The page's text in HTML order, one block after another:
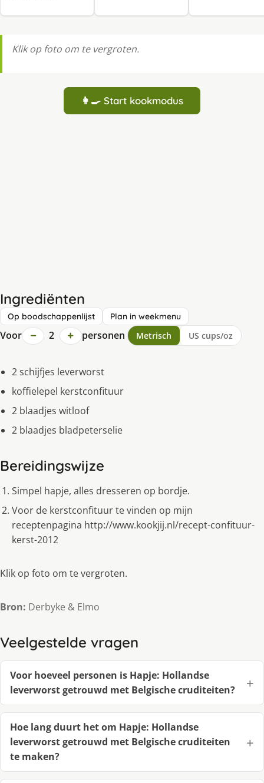
Klik op foto om te vergroten.
👩‍🍳 Start kookmodus
Ingrediënten
Op boodschappenlijst Plan in weekmenu
Voor − 2 + personen Metrisch US cups/oz
2 schijfjes leverworst
koffielepel kerstconfituur
2 blaadjes witloof
2 blaadjes bladpeterselie
Bereidingswijze
Simpel hapje, alles dresseren op bordje.
Voor de kerstconfituur te vinden op mijn
receptenpagina http://www.kookjij.nl/recept-confituur-
kerst-2012
Klik op foto om te vergroten.
Bron: Derbyke & Elmo
Veelgestelde vragen
Voor hoeveel personen is Hapje: Hollandse
leverworst getrouwd met Belgische cruditeiten?
Hoe lang duurt het om Hapje: Hollandse
leverworst getrouwd met Belgische cruditeiten
te maken?